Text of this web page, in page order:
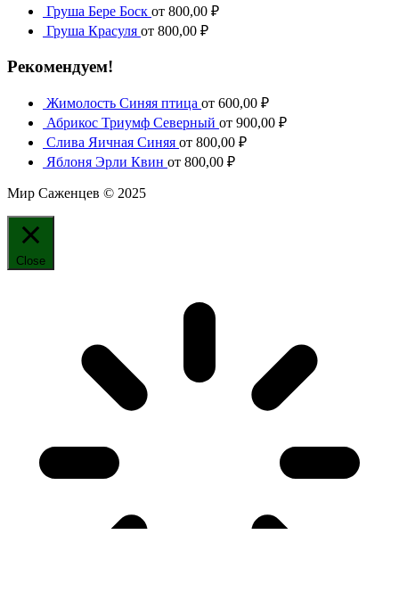
Груша Бере Боск от 800,00 ₽
Груша Красуля от 800,00 ₽
Рекомендуем!
Жимолость Синяя птица от 600,00 ₽
Абрикос Триумф Северный от 900,00 ₽
Слива Яичная Синяя от 800,00 ₽
Яблоня Эрли Квин от 800,00 ₽
Мир Саженцев © 2025
Close